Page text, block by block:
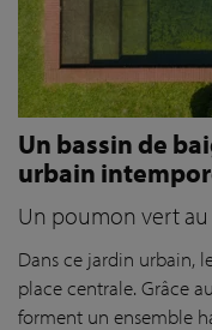
Un bassin de
urbain
Un poumon vert
Dans ce jardin urbain,
place centrale. Grâce
forment un ensemble